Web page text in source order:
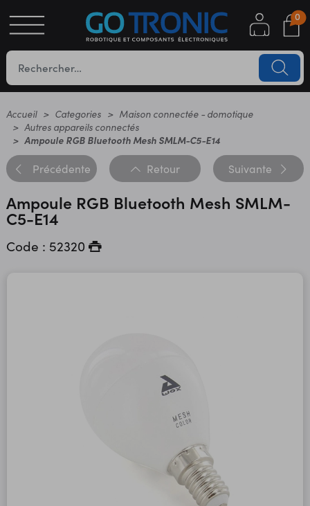
0
Accueil Categories
Maison connectée - domotique
Autres appareils connectés
Ampoule RGB Bluetooth Mesh SMLM-C5-E14
Précédente Retour Suivante
Ampoule RGB Bluetooth Mesh SMLM-
C5-E14
Code : 52320